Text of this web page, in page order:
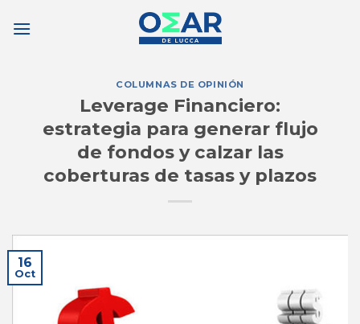
COLUMNAS DE OPINIÓN
Leverage Financiero:
estrategia para generar flujo
de fondos y calzar las
coberturas de tasas y plazos
16
Oct